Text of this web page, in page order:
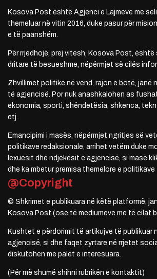
Kosova Post është Agjenci e Lajmeve me
themeluar në vitin 2016, duke pasur për
e të paanshëm.
Për rrjedhojë, prej vitesh, Kosova Post, është
dritare të besueshme, nëpërmjet së cilës
Zhvillimet politike në vend, rajon e botë, janë
të agjencisë. Por nuk anashkalohen as
ekonomia, sporti, shëndetësia, shkenca,
etj.
Emancipimi i masës, nëpërmjet ngritjes së
politikave redaksionale, arrihet vetëm duke
lexuesit dhe ndjekësit e agjencisë, si masë
dhe ka mbetur premisa themelore e politikave
@Copyright
© Shkrimet e publikuara në këtë platformë,
Kosova Post (ose të mediumeve me të cilat
Kushtet e përdorimit të artikujve të publikuar
agjencisë, si dhe faqet zyrtare në rrjetet
diskutohen me palët e interesuara.
(Për më shumë shihni rubrikën e kontaktit)